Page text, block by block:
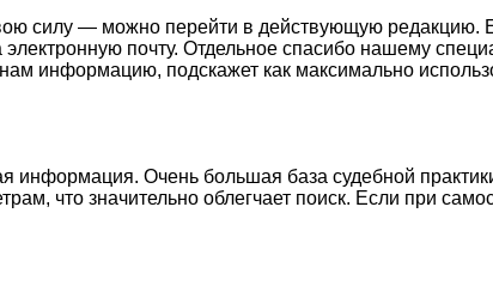
силу — можно перейти в действующую редакцию.
почту. Отдельное спасибо нашему
информацию, подскажет как максимально
информация. Очень большая база судебной
что значительно облегчает поиск. Если при